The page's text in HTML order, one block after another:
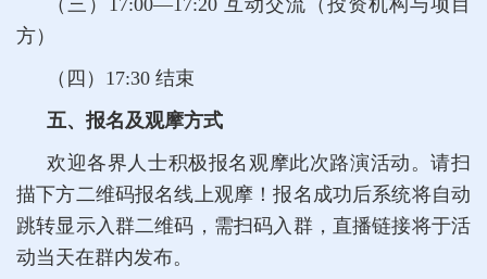
方）
（四）17:30 结束
五、报名及观摩方式
欢迎各界人士积极报名观摩此次路演活动。请扫
描下方二维码报名线上观摩！报名成功后系统将自动
跳转显示入群二维码，需扫码入群，直播链接将于活
动当天在群内发布。